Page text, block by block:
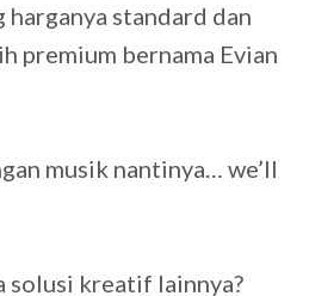
harganya standard dan
premium bernama Evian
musik nantinya… we’ll
solusi kreatif lainnya?